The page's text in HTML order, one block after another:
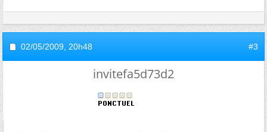
02/05/2009, 20h48 #3
invitefa5d73d2